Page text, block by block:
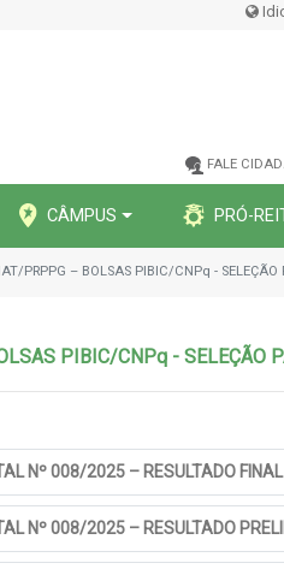
FALE
CÂMPUS PRÓ-
PRPPG – BOLSAS PIBIC/CNPq - SELEÇÃO
PIBIC/CNPq - SELEÇÃO
Nº 008/2025 – RESULTADO FINAL
Nº 008/2025 – RESULTADO